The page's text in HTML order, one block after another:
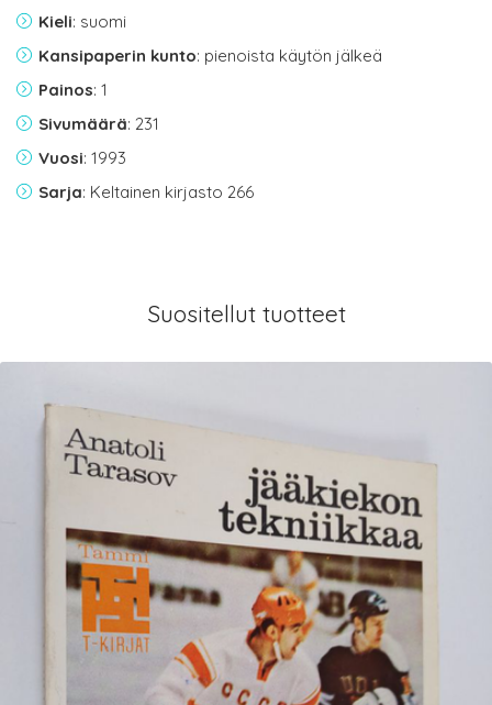
Kieli: suomi
Kansipaperin kunto: pienoista käytön jälkeä
Painos: 1
Sivumäärä: 231
Vuosi: 1993
Sarja: Keltainen kirjasto 266
Suositellut tuotteet